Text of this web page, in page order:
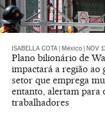
ISABELLA COTA México NOV
Plano bilionário de
impactará a região ao
setor que emprega
entanto, alertam para
trabalhadores